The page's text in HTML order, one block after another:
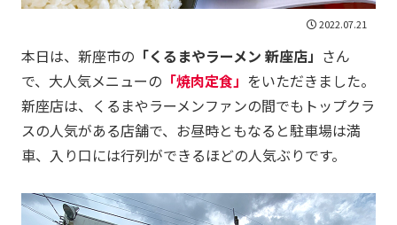
2022.07.21
本日は、新座市の 「くるまやラーメン 新座店」 さん
で、大人気メニューの 「焼肉定食」 をいただきました。
新座店は、くるまやラーメンファンの間でもトップクラ
スの人気がある店舗で、お昼時ともなると駐車場は満
車、入り口には行列ができるほどの人気ぶりです。